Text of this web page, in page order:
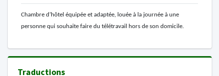
Chambre d’hôtel équipée et adaptée, louée à la journée à une
personne qui souhaite faire du télétravail hors de son domicile.
Traductions